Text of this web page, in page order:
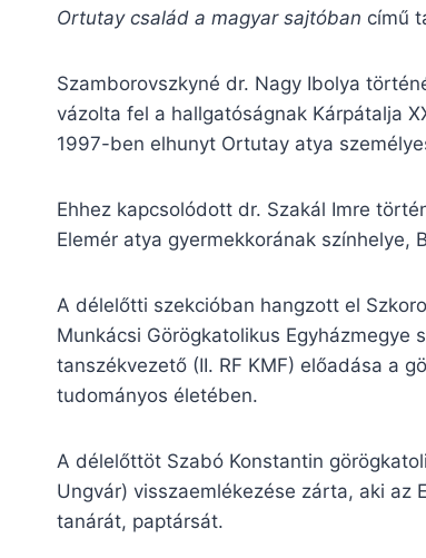
Ortutay család a magyar sajtóban című
Szamborovszkyné dr. Nagy Ibolya
vázolta fel a hallgatóságnak Kárpátalja
1997-ben elhunyt Ortutay atya
Ehhez kapcsolódott dr. Szakál Imre
Elemér atya gyermekkorának színhelye,
A délelőtti szekcióban hangzott el
Munkácsi Görögkatolikus
tanszékvezető (II. RF KMF) előadása a
tudományos életében.
A délelőttöt Szabó Konstantin
Ungvár) visszaemlékezése zárta, aki
tanárát, paptársát.